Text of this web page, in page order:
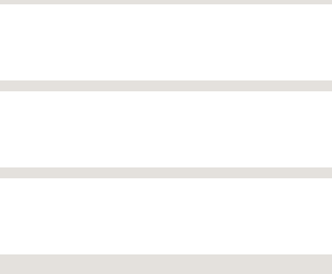
以完全獨立的基礎結構（例如建築物、發電